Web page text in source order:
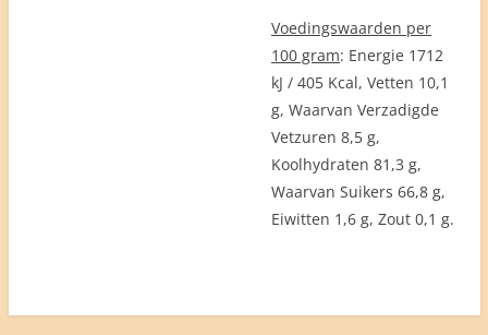
Voedingswaarden per
100 gram: Energie 1712
kJ / 405 Kcal, Vetten 10,1
g, Waarvan Verzadigde
Vetzuren 8,5 g,
Koolhydraten 81,3 g,
Waarvan Suikers 66,8 g,
Eiwitten 1,6 g, Zout 0,1 g.